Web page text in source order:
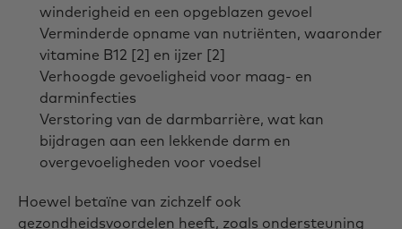
winderigheid en een opgeblazen gevoel
Verminderde opname van nutriënten, waaronder
vitamine B12 [2] en ijzer [2]
Verhoogde gevoeligheid voor maag- en
darminfecties
Verstoring van de darmbarrière, wat kan
bijdragen aan een lekkende darm en
overgevoeligheden voor voedsel
Hoewel betaïne van zichzelf ook
gezondheidsvoordelen heeft, zoals ondersteuning